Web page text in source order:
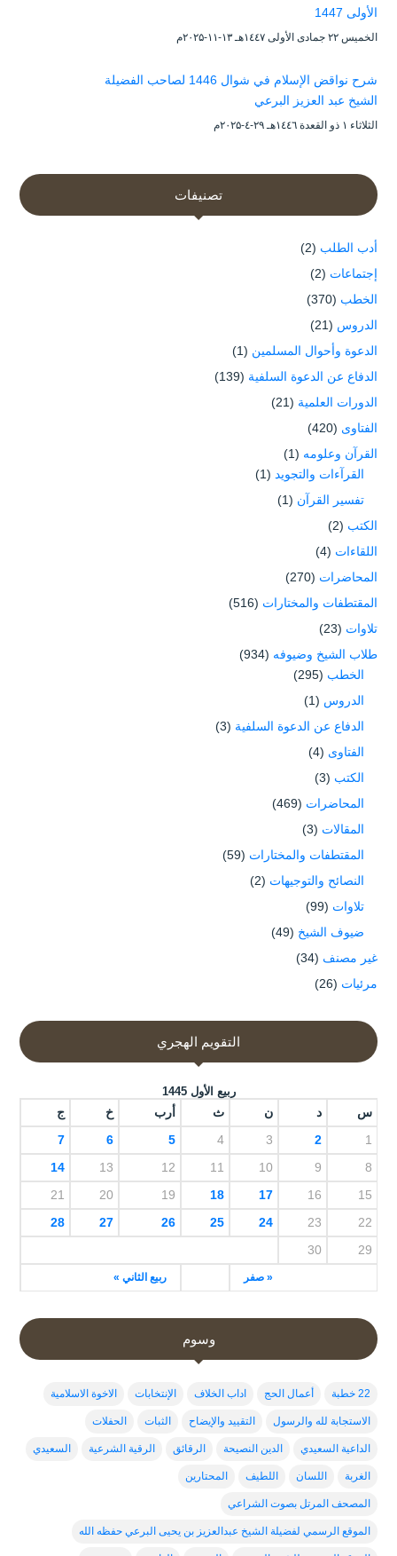
الأولى 1447
الخميس ۲۲ جمادى الأولى ۱٤٤۷هـ ۱۳-۱۱-۲۰۲۵م
شرح نواقض الإسلام في شوال 1446 لصاحب الفضيلة
الشيخ عبد العزيز البرعي
الثلاثاء ۱ ذو القعدة ۱٤٤٦هـ ۲۹-٤-۲۰۲۵م
تصنيفات
أدب الطلب (2)
إجتماعات (2)
الخطب (370)
الدروس (21)
الدعوة وأحوال المسلمين (1)
الدفاع عن الدعوة السلفية (139)
الدورات العلمية (21)
الفتاوى (420)
القرآن وعلومه (1)
القرآءات والتجويد (1)
تفسير القرآن (1)
الكتب (2)
اللقاءات (4)
المحاضرات (270)
المقتطفات والمختارات (516)
تلاوات (23)
طلاب الشيخ وضيوفه (934)
الخطب (295)
الدروس (1)
الدفاع عن الدعوة السلفية (3)
الفتاوى (4)
الكتب (3)
المحاضرات (469)
المقالات (3)
المقتطفات والمختارات (59)
النصائح والتوجيهات (2)
تلاوات (99)
ضيوف الشيخ (49)
غير مصنف (34)
مرئيات (26)
التقويم الهجري
ربيع الأول 1445
س د ن ث أرب خ ج
« صفر ربيع الثاني »
1
2
3
4
5
6
7
8
9
10
11
12
13
14
15
16
17
18
19
20
21
22
23
24
25
26
27
28
29
30
وسوم
22 خطبة أعمال الحج اداب الخلاف الإنتخابات الاخوة الاسلامية
الاستجابة لله والرسول التقييد والإيضاح الثبات الحفلات
الداعية السعيدي الدين النصيحة الرقائق الرقية الشرعية السعيدي
الغربة اللسان اللطيف المحتارين
المصحف المرتل بصوت الشراعي
الموقع الرسمي لفضيلة الشيخ عبدالعزيز بن يحيى البرعي حفظه الله